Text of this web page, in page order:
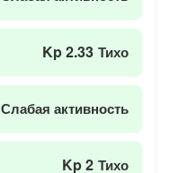
Kp 2.33 Тихо
Слабая активность
Kp 2 Тихо